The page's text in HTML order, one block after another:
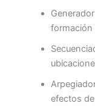
formación
efectos